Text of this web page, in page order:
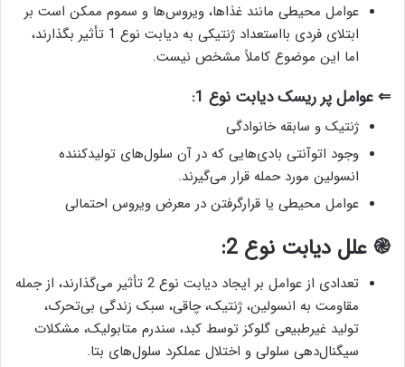
عوامل محیطی مانند غذاها، ویروس‌ها و سموم ممکن است بر
ابتلای فردی بااستعداد ژنتیکی به دیابت نوع 1 تأثیر بگذارند،
اما این موضوع کاملاً مشخص نیست.
⇐ عوامل پر ریسک دیابت نوع 1:
ژنتیک و سابقه خانوادگی
وجود اتوآنتی بادی‌هایی که در آن سلول‌های تولیدکننده
انسولین مورد حمله قرار می‌گیرند.
عوامل محیطی یا قرارگرفتن در معرض ویروس احتمالی
֎ علل دیابت نوع 2:
تعدادی از عوامل بر ایجاد دیابت نوع 2 تأثیر می‌گذارند، از جمله
مقاومت به انسولین، ژنتیک، چاقی، سبک زندگی بی‌تحرک،
تولید غیرطبیعی گلوکز توسط کبد، سندرم متابولیک، مشکلات
سیگنال‌دهی سلولی و اختلال عملکرد سلول‌های بتا.